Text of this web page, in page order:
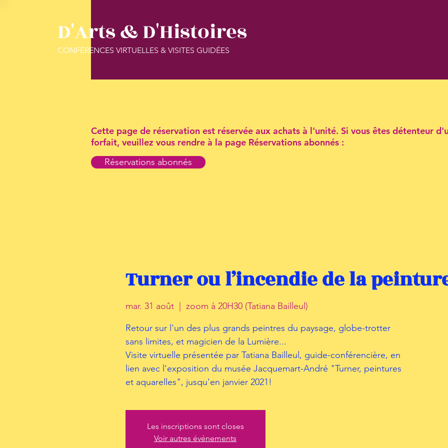
D'Arts & D'Histoires
CONFÉRENCES VIRTUELLES & VISITES GUIDÉES
Cette page de réservation est réservée aux achats à l'unité. Si vous êtes détenteur
forfait, veuillez vous rendre à la page Réservations abonnés :
Réservations abonnés
Turner ou l’incendie de la
mar. 31 août
  |
zoom à 20H30 (Tatiana Bailleul)
Retour sur l'un des plus grands peintres du paysage, globe-trotter
sans limites, et magicien de la Lumière...
Visite virtuelle présentée par Tatiana Bailleul, guide-conférencière, en
lien avec l'exposition du musée Jacquemart-André "Turner, peintures
et aquarelles", jusqu'en janvier 2021!
Les inscriptions sont closes
Voir autres événements